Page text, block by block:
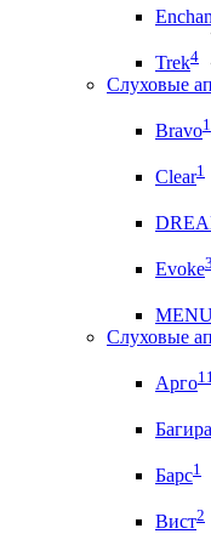
Trek4
Слуховые
Bravo1
Clear1
Evoke
Слуховые
Арго
Багира
Барс1
Вист2